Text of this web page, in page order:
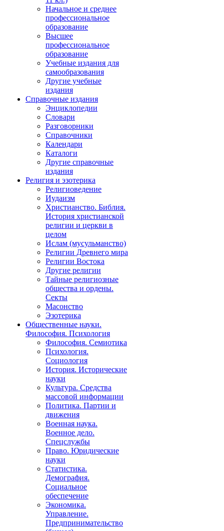
Начальное и среднее
профессиональное
образование
Высшее
профессиональное
образование
Учебные издания для
самообразования
Другие учебные
издания
Справочные издания
Энциклопедии
Словари
Разговорники
Справочники
Календари
Каталоги
Другие справочные
издания
Религия и эзотерика
Религиоведение
Иудаизм
Христианство. Библия.
История христианской
религии и церкви в
целом
Ислам (мусульманство)
Религии Древнего мира
Религии Востока
Другие религии
Тайные религиозные
общества и ордены.
Секты
Масонство
Эзотерика
Общественные науки.
Философия. Психология
Философия. Семиотика
Психология.
Социология
История. Исторические
науки
Культура. Средства
массовой информации
Политика. Партии и
движения
Военная наука.
Военное дело.
Спецслужбы
Право. Юридические
науки
Статистика.
Демография.
Социальное
обеспечение
Экономика.
Управление.
Предпринимательство